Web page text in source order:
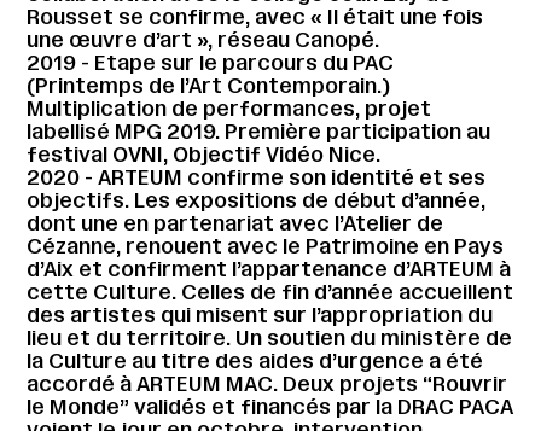
Rousset se confirme, avec « Il était une fois
une œuvre d’art », réseau Canopé.
2019 - Etape sur le parcours du PAC
(Printemps de l’Art Contemporain.)
Multiplication de performances, projet
labellisé MPG 2019. Première participation au
festival OVNI, Objectif Vidéo Nice.
2020 - ARTEUM confirme son identité et ses
objectifs. Les expositions de début d’année,
dont une en partenariat avec l’Atelier de
Cézanne, renouent avec le Patrimoine en Pays
d’Aix et confirment l’appartenance d’ARTEUM à
cette Culture. Celles de fin d’année accueillent
des artistes qui misent sur l’appropriation du
lieu et du territoire. Un soutien du ministère de
la Culture au titre des aides d’urgence a été
accordé à ARTEUM MAC. Deux projets “Rouvrir
le Monde” validés et financés par la DRAC PACA